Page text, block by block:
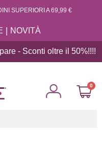
SUPERIORI A 69,99 €
| NOVITÀ
- Sconti oltre il 50%!!!!